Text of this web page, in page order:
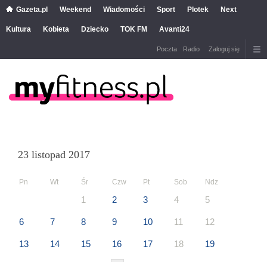
Gazeta.pl Weekend Wiadomości Sport Plotek Next
Kultura Kobieta Dziecko TOK FM Avanti24
Poczta Radio Zaloguj się
23 listopad 2017
Pn Wt Śr Czw Pt Sob Ndz
1 2 3 4 5
6 7 8 9 10 11 12
13 14 15 16 17 18 19